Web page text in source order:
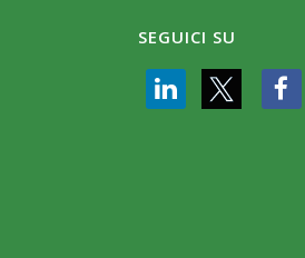
SEGUICI SU